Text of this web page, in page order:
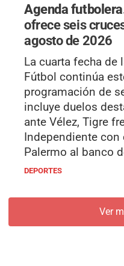
Agenda
ofrece seis
agosto de 2026
La cuarta fecha de
Fútbol continúa
programación de
incluye duelos
ante Vélez, Tigre
Independiente con
Palermo al banco
DEPORTES
Ver